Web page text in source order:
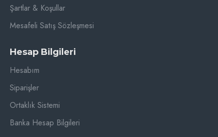
Şartlar & Koşullar
Mesafeli Satış Sözleşmesi
Hesap Bilgileri
Hesabım
Siparişler
Ortaklık Sistemi
Banka Hesap Bilgileri